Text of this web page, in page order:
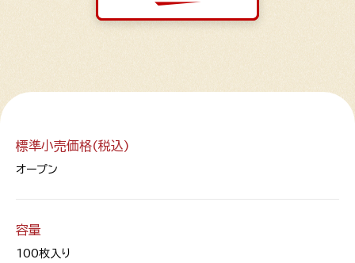
標準小売価格(税込)
オープン
容量
100枚入り